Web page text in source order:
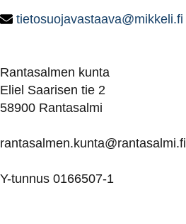
tietosuojavastaava@mikkeli.fi
Rantasalmen kunta
Eliel Saarisen tie 2
58900 Rantasalmi
rantasalmen.kunta@rantasalmi.fi
Y-tunnus 0166507-1